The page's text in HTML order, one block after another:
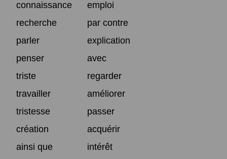
connaissance
emploi
recherche
par contre
parler
explication
penser
avec
triste
regarder
travailler
améliorer
tristesse
passer
création
acquérir
ainsi que
intérêt